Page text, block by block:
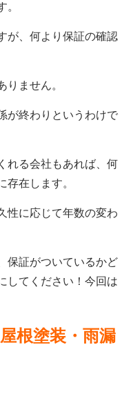
。
が、何より保証の確認
りません。
が終わりというわけで
れる会社もあれば、何
存在します。
性に応じて年数の変わ
保証がついているかど
してください！今回は
根塗装・雨漏